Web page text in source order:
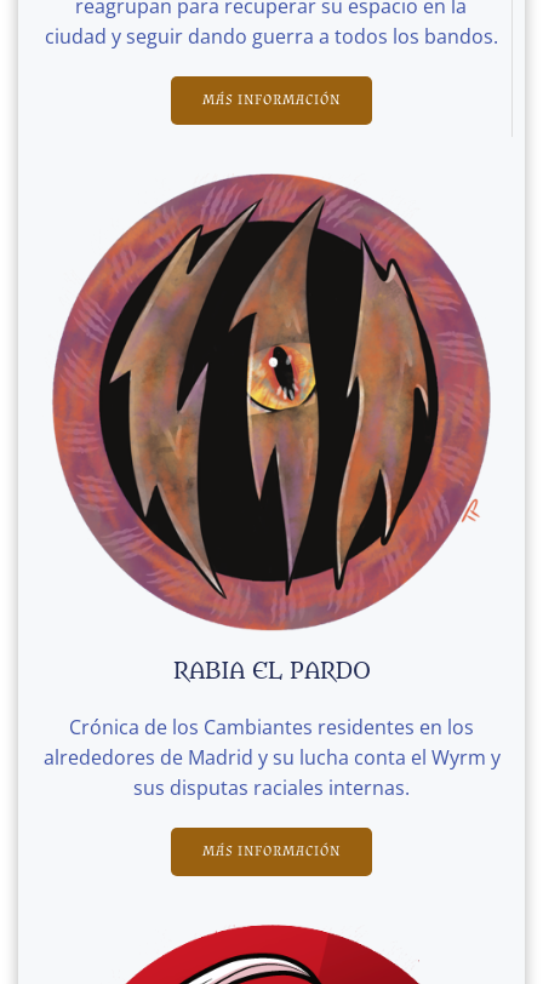
reagrupan para recuperar su espacio en la
ciudad y seguir dando guerra a todos los bandos.
MÁS INFORMACIÓN
RABIA EL PARDO
Crónica de los Cambiantes residentes en los
alrededores de Madrid y su lucha conta el Wyrm y
sus disputas raciales internas.
MÁS INFORMACIÓN